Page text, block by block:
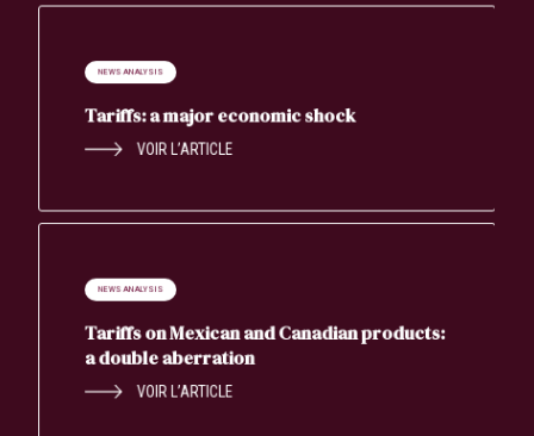
NEWS ANALYSIS
Tariffs: a major economic shock
VOIR L’ARTICLE
NEWS ANALYSIS
Tariffs on Mexican and Canadian products:
a double aberration
VOIR L’ARTICLE